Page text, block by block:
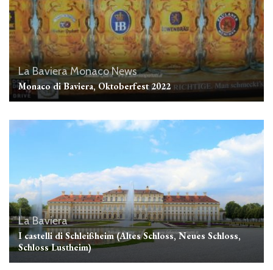
La BavieraMonacoNews
Monaco di Baviera, Oktoberfest 2022
La Baviera
I castelli di Schleißheim (Altes Schloss, Neues Schloss,
Schloss Lustheim)